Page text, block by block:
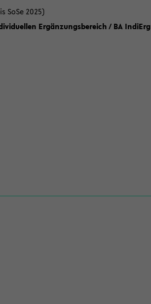
SoSe 2025)
Ergänzungsbereich / BA IndiErg